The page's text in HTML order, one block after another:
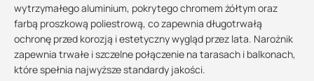
wytrzymałego aluminium, pokrytego chromem żółtym oraz
farbą proszkową poliestrową, co zapewnia długotrwałą
ochronę przed korozją i estetyczny wygląd przez lata. Narożnik
zapewnia trwałe i szczelne połączenie na tarasach i balkonach,
które spełnia najwyższe standardy jakości.